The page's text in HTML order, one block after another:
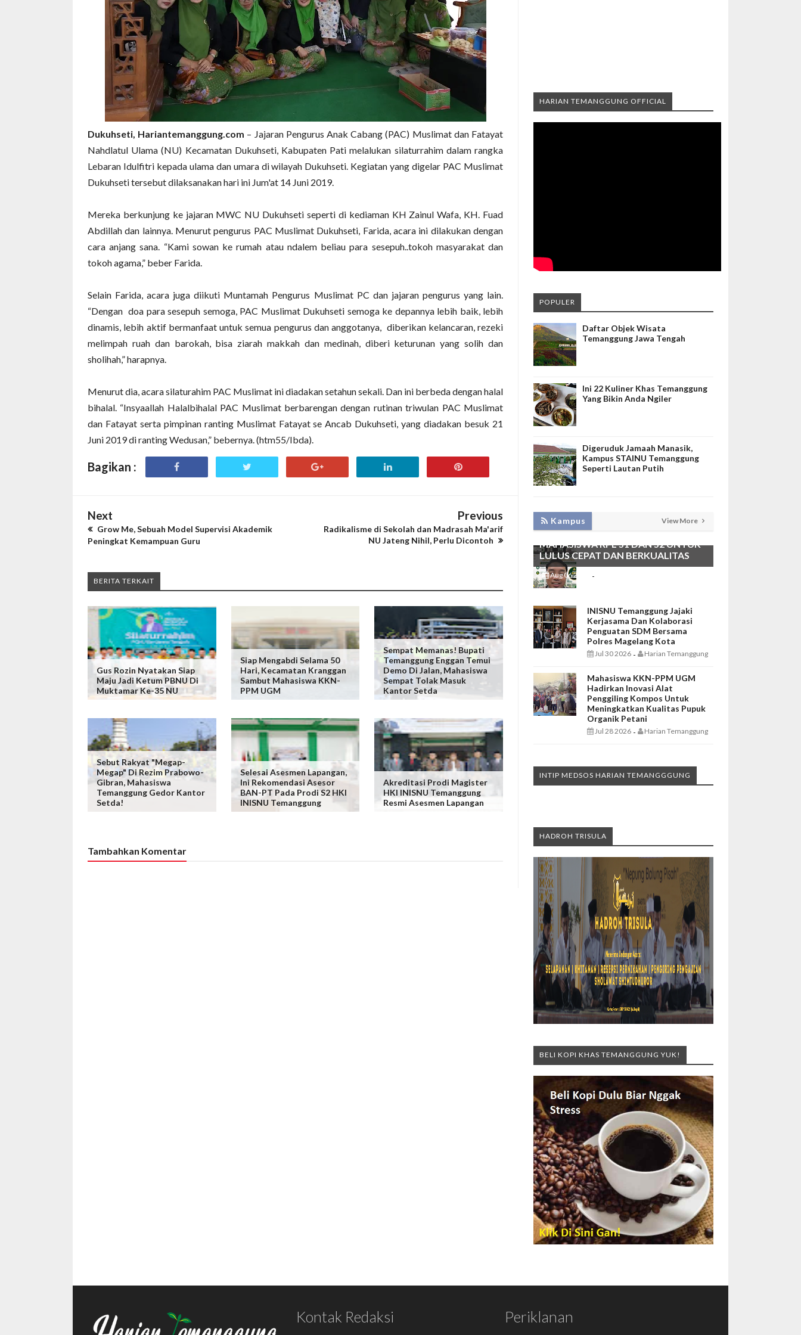
Dukuhseti, Hariantemanggung.com – Jajaran Pengurus Anak Cabang (PAC) Muslimat dan Fatayat
Nahdlatul Ulama (NU) Kecamatan Dukuhseti, Kabupaten Pati melalukan silaturrahim dalam rangka
Lebaran Idulfitri kepada ulama dan umara di wilayah Dukuhseti. Kegiatan yang digelar PAC Muslimat
Dukuhseti tersebut dilaksanakan hari ini Jum'at 14 Juni 2019.
Mereka berkunjung ke jajaran MWC NU Dukuhseti seperti di kediaman KH Zainul Wafa, KH. Fuad
Abdillah dan lainnya. Menurut pengurus PAC Muslimat Dukuhseti, Farida, acara ini dilakukan dengan
cara anjang sana. “Kami sowan ke rumah atau ndalem beliau para sesepuh..tokoh masyarakat dan
tokoh agama,” beber Farida.
Selain Farida, acara juga diikuti Muntamah Pengurus Muslimat PC dan jajaran pengurus yang lain.
“Dengan doa para sesepuh semoga, PAC Muslimat Dukuhseti semoga ke depannya lebih baik, lebih
dinamis, lebih aktif bermanfaat untuk semua pengurus dan anggotanya, diberikan kelancaran, rezeki
melimpah ruah dan barokah, bisa ziarah makkah dan medinah, diberi keturunan yang solih dan
sholihah,” harapnya.
Menurut dia, acara silaturahim PAC Muslimat ini diadakan setahun sekali. Dan ini berbeda dengan halal
bihalal. “Insyaallah Halalbihalal PAC Muslimat berbarengan dengan rutinan triwulan PAC Muslimat
dan Fatayat serta pimpinan ranting Muslimat Fatayat se Ancab Dukuhseti, yang diadakan besuk 21
Juni 2019 di ranting Wedusan,” bebernya. (htm55/Ibda).
Bagikan :
Next
Grow Me, Sebuah Model Supervisi Akademik
Peningkat Kemampuan Guru
Previous
Radikalisme di Sekolah dan Madrasah Ma'arif
NU Jateng Nihil, Perlu Dicontoh
BERITA TERKAIT
Gus Rozin Nyatakan Siap
Maju Jadi Ketum PBNU Di
Muktamar Ke-35 NU
Siap Mengabdi Selama 50
Hari, Kecamatan Kranggan
Sambut Mahasiswa KKN-
PPM UGM
Sempat Memanas! Bupati
Temanggung Enggan Temui
Demo Di Jalan, Mahasiswa
Sempat Tolak Masuk
Kantor Setda
Sebut Rakyat "Megap-
Megap" Di Rezim Prabowo-
Gibran, Mahasiswa
Temanggung Gedor Kantor
Setda!
Selesai Asesmen Lapangan,
Ini Rekomendasi Asesor
BAN-PT Pada Prodi S2 HKI
INISNU Temanggung
Akreditasi Prodi Magister
HKI INISNU Temanggung
Resmi Asesmen Lapangan
Tambahkan Komentar
HARIAN TEMANGGUNG OFFICIAL
POPULER
Daftar Objek Wisata
Temanggung Jawa Tengah
Ini 22 Kuliner Khas Temanggung
Yang Bikin Anda Ngiler
Digeruduk Jamaah Manasik,
Kampus STAINU Temanggung
Seperti Lautan Putih
Kampus View More
LAKUKAN BIMTEK RPL, INISNU
TEMANGGUNG SIAP FASILITASI
MAHASISWA RPL S1 DAN S2 UNTUK
LULUS CEPAT DAN BERKUALITAS
Aug 06 2026 -
INISNU Temanggung Jajaki
Kerjasama Dan Kolaborasi
Penguatan SDM Bersama
Polres Magelang Kota
Jul 30 2026 - Harian Temanggung
Mahasiswa KKN-PPM UGM
Hadirkan Inovasi Alat
Penggiling Kompos Untuk
Meningkatkan Kualitas Pupuk
Organik Petani
Jul 28 2026 - Harian Temanggung
INTIP MEDSOS HARIAN TEMANGGGUNG
HADROH TRISULA
BELI KOPI KHAS TEMANGGUNG YUK!
Kontak Redaksi Periklanan